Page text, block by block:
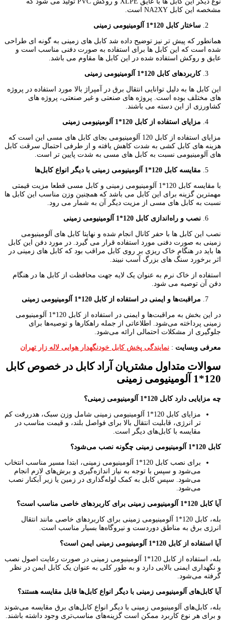
مشخصه این کابل NA2XY است.
ساختار کابل 120*1 آلومینیومی زمینی
همانطور که پیش تر نیز توضیح داده شد کابل های زمینی به گونه ای طراحی
شده است که این کابل ها برای استفاده به صورت دفنی مناسب است و
عایق و روکش استفاده شده در این کابل ها مقاوم می باشد.
کاربردهای کابل 120*1 آلومینیومی زمینی
این کابل ها به دلیل توانایی انتقال برق در آمپراژ بالا مورد استفاده در پروژه
های مختلف بوده است. پروژه های صنعتی و غیر صنعتی، پروژه های
کشاورزی از این دسته می باشند.
مزایای استفاده از کابل 120*1 آلومینیومی زمینی
مزایای استفاده از کابل 120 آلومینیومی بجای کابل های مسی این است که
هزینه های کابل کشی به شدت کاهش یافته و از طرفی احتمال سرقت کابل
های آلومینیومی نسبت به کابل های مسی به شدت پایین تر است.
مقایسه کابل 120*1 آلومینیومی زمینی با دیگر انواع کابل‌ها
با مقایسه کابل 120*1 آلومینیومی زمینی و کابل مسی قطعا مزیت قیمتی
مهمترین گزینه برای این کابل می باشد که همچنین وزن مناسب این کابل ها
نسبت به کابل های مسی از مزیت دیگر آن به شمار می رود.
نصب و راه‌اندازی کابل 120*1 آلومینیومی زمینی
نصب این کابل ها با حفر کانال انجام شده و نهایتا کابل های آلومینیومی
زمینی به صورت دفنی مورد استفاده قرار می گیرد. در مورد دفن این کابل
ها باید در هنگام خاک ریزی بر روی کابل مراقب بود که کابل های زمینی در
اثر برخورد سنگ های بزرگ آسب نبیند.
استفاده از خاک نرم به عنوان یک لایه جهت محافظت از کابل ها در هنگام
دفن آن توصیه می شود.
مراقبت‌ها و ایمنی در استفاده از کابل 120*1 آلومینیومی زمینی
در این بخش به مراقبت‌ها و ایمنی در استفاده از کابل 120*1 آلومینیومی
زمینی پرداخته می‌شود. اطلاعاتی از جمله راهکارها و توصیه‌ها برای
جلوگیری از مشکلات احتمالی ارائه می‌شود.
معرفی وبسایت : نمایندگی پخش کابل خودنگهدار هوایی لاله زار تهران
سوالات متداول مشتریان آراد کابل در خصوص کابل
120*1 آلومینیومی زمینی
چه مزایایی دارد کابل 120*1 آلومینیومی زمینی؟
مزایای کابل 120*1 آلومینیومی زمینی شامل وزن سبک، هدررفت کم
‌تر انرژی، قابلیت انتقال بالا برای فواصل بلند، و قیمت مناسب در
مقایسه با کابل‌های دیگر است.
کابل 120*1 آلومینیومی زمینی چگونه نصب می‌شود؟
برای نصب کابل 120*1 آلومینیومی زمینی، ابتدا مسیر مناسب انتخاب
می‌شود و سپس با توجه به نیاز اندازه‌گیری و برش‌های لازم انجام
می‌شود. سپس کابل به کمک لوله‌گذاری در زمین یا زیر آبکنار نصب
می‌شود.
آیا کابل 120*1 آلومینیومی زمینی برای کاربردهای خاصی مناسب است؟
بله، کابل 120*1 آلومینیومی زمینی برای کاربردهای خاصی مانند انتقال
انرژی برق به مناطق دوردست و نیروگاه‌ها بسیار مناسب است.
آیا استفاده از کابل 120*1 آلومینیومی زمینی ایمن است؟
بله، استفاده از کابل 120*1 آلومینیومی زمینی در صورت رعایت اصول نصب
و نگهداری ایمنی بالایی دارد و به طور کلی به عنوان یک کابل ایمن در نظر
گرفته می‌شود.
آیا کابل‌های آلومینیومی زمینی با دیگر انواع کابل‌ها قابل مقایسه هستند؟
بله، کابل‌های آلومینیومی زمینی با دیگر انواع کابل‌های برق مقایسه می‌شوند
و برای هر نوع کاربرد ممکن است گزینه‌های مناسب‌تری وجود داشته باشند.